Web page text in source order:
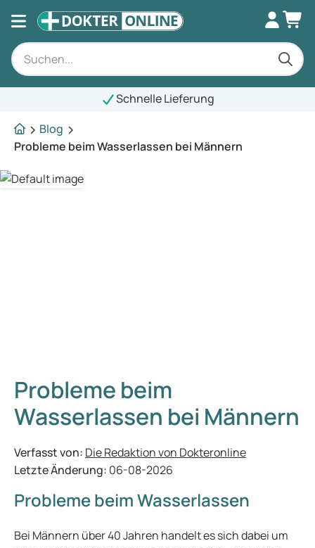
Schnelle Lieferung
Blog
Probleme beim Wasserlassen bei Männern
Probleme beim
Wasserlassen bei Männern
Verfasst von: Die Redaktion von Dokteronline
Letzte Änderung: 06-08-2026
Probleme beim Wasserlassen
Bei Männern über 40 Jahren handelt es sich dabei um